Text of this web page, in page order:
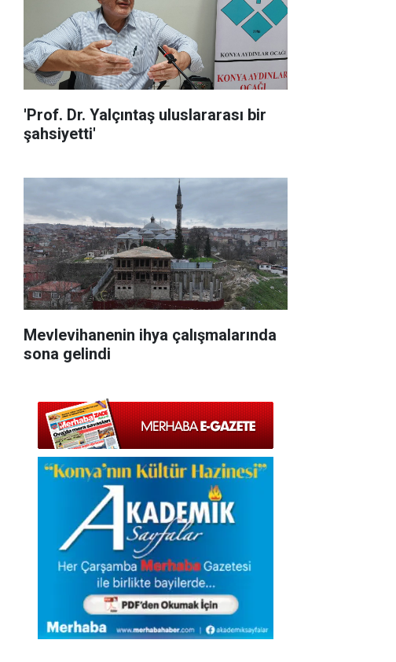
'Prof. Dr. Yalçıntaş uluslararası bir
şahsiyetti'
Mevlevihanenin ihya çalışmalarında
sona gelindi